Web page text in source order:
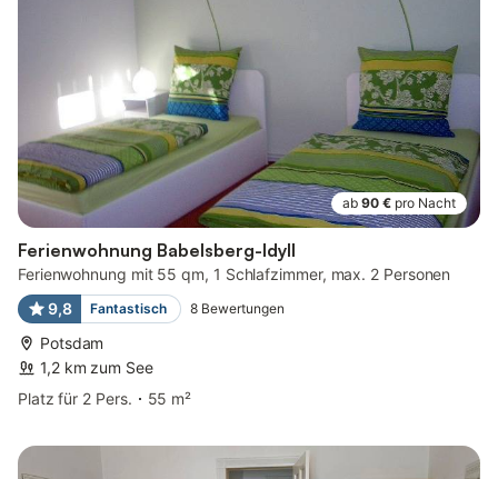
ab 90 € pro Nacht
Ferienwohnung Babelsberg-Idyll
Ferienwohnung mit 55 qm, 1 Schlafzimmer, max. 2 Personen
9,8
Fantastisch 8 Bewertungen
Potsdam
1,2 km zum See
Platz für 2 Pers.
55 m²